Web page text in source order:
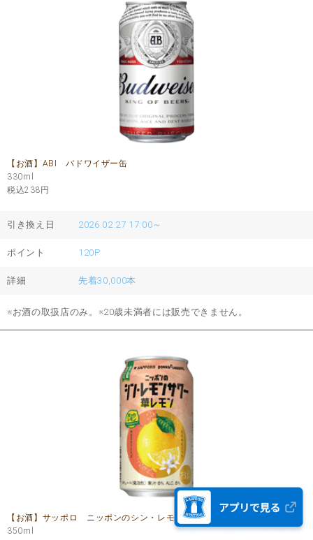
【お酒】ABI バドワイザー缶
330ml
税込238円
引き換え日 2026.02.27 17:00～
ポイント 120P
詳細 先着30,000本
※お酒の取扱店のみ。※20歳未満者には販売できません。
【お酒】サッポロ ニッポンのシン・レモンサワー 華レモン
350ml